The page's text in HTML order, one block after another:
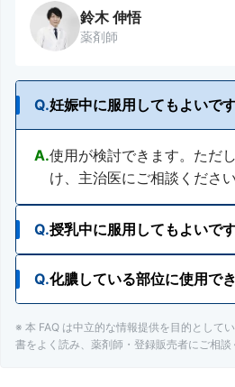
鈴木 伸悟
薬剤師
Q.妊娠中に服用してもよいで
A.使用が検討できます。ただ
け、主治医にご相談ください
Q.授乳中に服用してもよいで
A.使用が検討できます。ただ
け、主治医にご相談くださ
Q.化膿している部位に使用で
A.化膿している患部には使用
※ 本 FAQ は中立的な情報提供を目的として
書をよく読み、薬剤師・登録販売者にご相談